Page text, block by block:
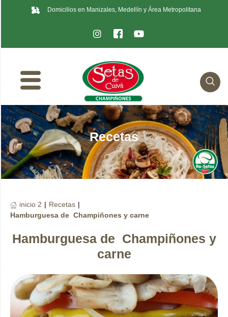
Domicilios en Manizales, Medellín y Área Metropolitana
Recetas
inicio 2 | Recetas |
Hamburguesa de Champiñones y carne
Hamburguesa de Champiñones y
carne